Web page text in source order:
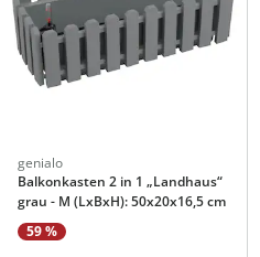
genialo
Balkonkasten 2 in 1 „Landhaus“
grau - M (LxBxH): 50x20x16,5 cm
59 %